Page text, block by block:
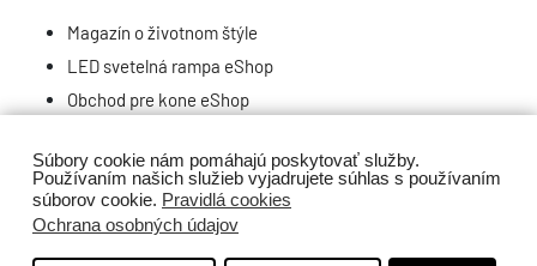
Súbory cookie nám pomáhajú poskytovať služby.
Používaním našich služieb vyjadrujete súhlas s používaním
súborov cookie. Pravidlá cookies
Ochrana osobných údajov
Magazín o životnom štýle
LED svetelná rampa eShop
Obchod pre kone eShop
Nehnuteľnosti, reality, inzercia
Copyright:MarWell Trade s.r.o.2022-2025 / Design a realizácia: